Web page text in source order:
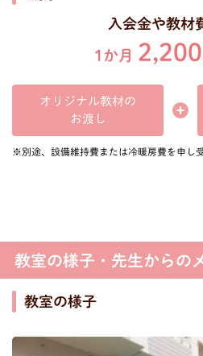
入会金や教材
1か月 2,200
オリジナル教材の
お渡し
※別途、設備維持費または冷暖房費を申し
教室の様子・先生からの
教室の様子